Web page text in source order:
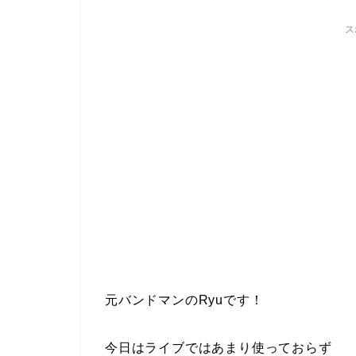
元バンドマンのRyuです！
今日はライブではあまり使っておらず